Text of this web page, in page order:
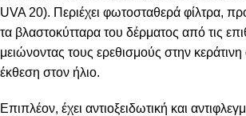
UVA 20). Περιέχει φωτοσταθερά φίλτρα,
τα βλαστοκύτταρα του δέρματος από τις
μειώνοντας τους ερεθισμούς στην
έκθεση στον ήλιο.
Επιπλέον, έχει αντιοξειδωτική και